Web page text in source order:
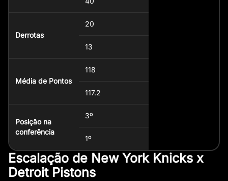
Derrotas
20
13
Média de Pontos
118
117.2
Posição na
conferência
3º
1º
Escalação de New York Knicks x
Detroit Pistons